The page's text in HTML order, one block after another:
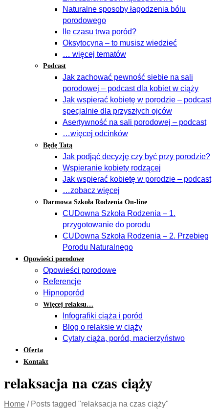
Naturalne sposoby łagodzenia bólu
porodowego
Ile czasu trwa poród?
Oksytocyna – to musisz wiedzieć
… więcej tematów
Podcast
Jak zachować pewność siebie na sali
porodowej – podcast dla kobiet w ciąży
Jak wspierać kobietę w porodzie – podcast
specjalnie dla przyszłych ojców
Asertywność na sali porodowej – podcast
…więcej odcinków
Będę Tatą
Jak podjąć decyzję czy być przy porodzie?
Wspieranie kobiety rodzącej
Jak wspierać kobietę w porodzie – podcast
…zobacz więcej
Darmowa Szkoła Rodzenia On-line
CUDowna Szkoła Rodzenia – 1.
przygotowanie do porodu
CUDowna Szkoła Rodzenia – 2. Przebieg
Porodu Naturalnego
Opowieści porodowe
Opowieści porodowe
Referencje
Hipnoporód
Więcej relaksu…
Infografiki ciąża i poród
Blog o relaksie w ciąży
Cytaty ciąża, poród, macierzyństwo
Oferta
Kontakt
relaksacja na czas ciąży
Home / Posts tagged "relaksacja na czas ciąży"